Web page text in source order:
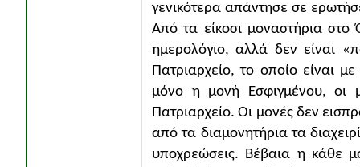
γενικότερα απάντησε σε
Από τα είκοσι μοναστήρια στο
ημερολόγιο, αλλά δεν είναι
Πατριαρχείο, το οποίο είναι
μόνο η μονή Εσφιγμένου, οι
Πατριαρχείο. Οι μονές δεν
από τα διαμονητήρια τα
υποχρεώσεις. Βέβαια η κάθε